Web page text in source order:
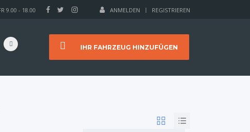
ANMELDEN REGISTRIEREN
9.00 - 18.00
IHR FAHRZEUG HINZUFÜGEN